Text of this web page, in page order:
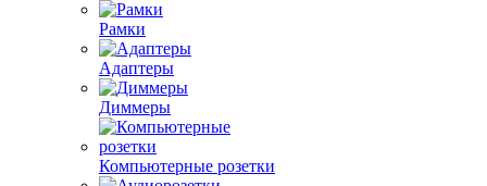
Рамки
Адаптеры
Диммеры
Компьютерные розетки